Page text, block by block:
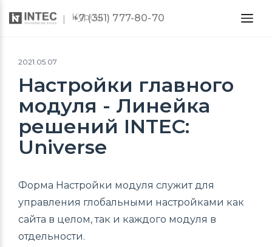
Курсы
+7 (351) 777-80-70
2021.05.07
Настройки главного
модуля - Линейка
решений INTEC:
Universe
Форма Настройки модуля служит для
управления глобальными настройками как
сайта в целом, так и каждого модуля в
отдельности.